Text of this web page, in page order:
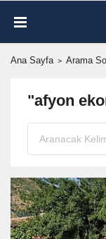
Ana Sayfa Arama
"afyon